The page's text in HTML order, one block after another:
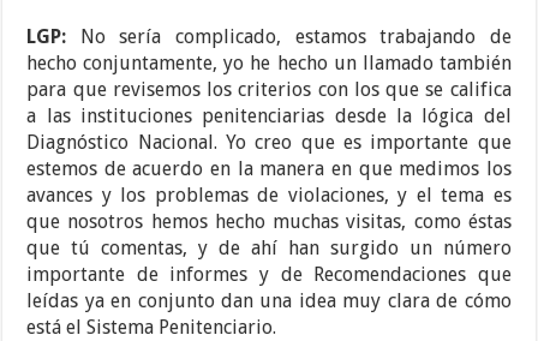
LGP:
No sería complicado, estamos trabajando de
hecho conjuntamente, yo he hecho un llamado también
para que revisemos los criterios con los que se califica
a las instituciones penitenciarias desde la lógica del
Diagnóstico Nacional. Yo creo que es importante que
estemos de acuerdo en la manera en que medimos los
avances y los problemas de violaciones, y el tema es
que nosotros hemos hecho muchas visitas, como éstas
que tú comentas, y de ahí han surgido un número
importante de informes y de Recomendaciones que
leídas ya en conjunto dan una idea muy clara de cómo
está el Sistema Penitenciario.